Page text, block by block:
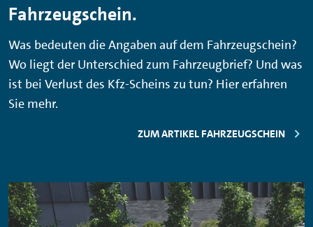
Fahrzeugschein.
Was bedeuten die Angaben auf dem Fahrzeugschein?
Wo liegt der Unterschied zum Fahrzeugbrief? Und was
ist bei Verlust des Kfz-Scheins zu tun? Hier erfahren
Sie mehr.
ZUM ARTIKEL FAHRZEUGSCHEIN